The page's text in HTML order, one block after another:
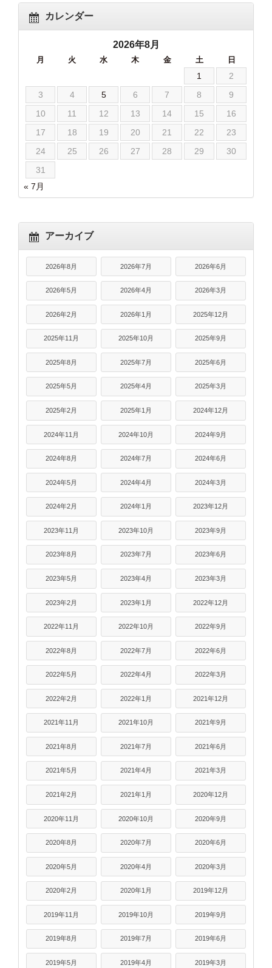
カレンダー
2026年8月
月 火 水 木 金 土 日
1
2
3
4 5 6 7 8
9
10
11 12 13 14 15
16
17
18 19 20 21 22
23
24
25 26 27 28 29
30
31
« 7月
アーカイブ
2026年8月 2026年7月 2026年6月
2026年5月 2026年4月 2026年3月
2026年2月 2026年1月 2025年12月
2025年11月 2025年10月 2025年9月
2025年8月 2025年7月 2025年6月
2025年5月 2025年4月 2025年3月
2025年2月 2025年1月 2024年12月
2024年11月 2024年10月 2024年9月
2024年8月 2024年7月 2024年6月
2024年5月 2024年4月 2024年3月
2024年2月 2024年1月 2023年12月
2023年11月 2023年10月 2023年9月
2023年8月 2023年7月 2023年6月
2023年5月 2023年4月 2023年3月
2023年2月 2023年1月 2022年12月
2022年11月 2022年10月 2022年9月
2022年8月 2022年7月 2022年6月
2022年5月 2022年4月 2022年3月
2022年2月 2022年1月 2021年12月
2021年11月 2021年10月 2021年9月
2021年8月 2021年7月 2021年6月
2021年5月 2021年4月 2021年3月
2021年2月 2021年1月 2020年12月
2020年11月 2020年10月 2020年9月
2020年8月 2020年7月 2020年6月
2020年5月 2020年4月 2020年3月
2020年2月 2020年1月 2019年12月
2019年11月 2019年10月 2019年9月
2019年8月 2019年7月 2019年6月
2019年5月 2019年4月 2019年3月